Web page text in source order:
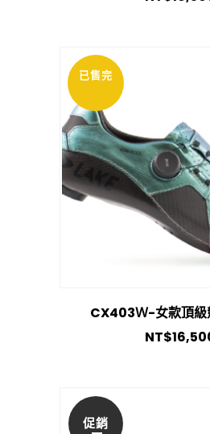
已售完
CX403Ｗ-女款頂
NT$
促銷